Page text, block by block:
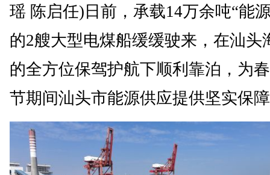
瑶 陈启任)日前，承载14万余吨“能
的2艘大型电煤船缓缓驶来，在汕头
的全方位保驾护航下顺利靠泊，为
节期间汕头市能源供应提供坚实保